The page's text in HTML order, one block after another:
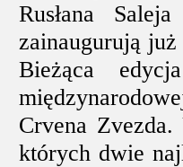
Rusłana
zainaugurują
Bieżąca
Crvena
których dwie